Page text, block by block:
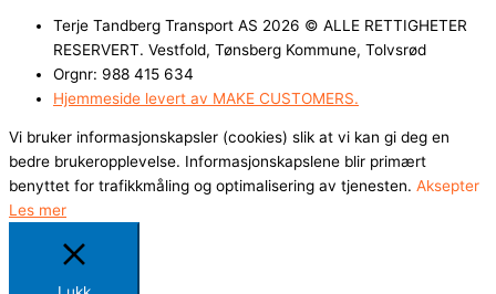
Terje Tandberg Transport AS 2026 © ALLE RETTIGHETER
RESERVERT. Vestfold, Tønsberg Kommune, Tolvsrød
Orgnr: 988 415 634
Hjemmeside levert av MAKE CUSTOMERS.
Vi bruker informasjonskapsler (cookies) slik at vi kan gi deg en
bedre brukeropplevelse. Informasjonskapslene blir primært
benyttet for trafikkmåling og optimalisering av tjenesten. Aksepter
Les mer